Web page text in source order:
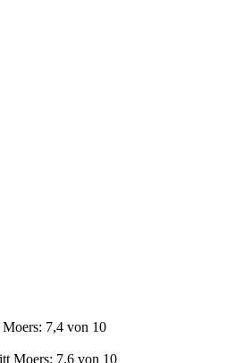
7,4 von 10
Moers: 7,6 von 10